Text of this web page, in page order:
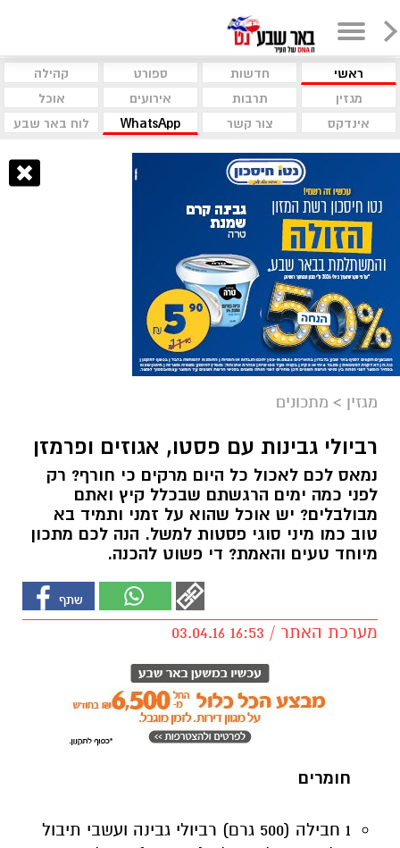
ראשי חדשות ספורט
קהילה
מגזין
תרבות אירועים
אוכל
אינדקס
צור קשר WhatsApp לוח באר שבע
מגזין > מתכונים
רביולי גבינות עם פסטו, אגוזים ופרמזן
נמאס לכם לאכול כל היום מרקים כי חורף? רק
לפני כמה ימים הרגשתם שבכלל קיץ ואתם
מבולבלים? יש אוכל שהוא על זמני ותמיד בא
טוב כמו מיני סוגי פסטות למשל. הנה לכם מתכון
מיוחד טעים והאמת? די פשוט להכנה.
מערכת האתר / 16:53 03.04.16
‏1 חבילה (500 גרם) רביולי גבינה ועשבי תיבול
ועשבי תיבול של סורג'יטל
1 צרור בזיליקום נקי ללא גבעולים
1 צרור